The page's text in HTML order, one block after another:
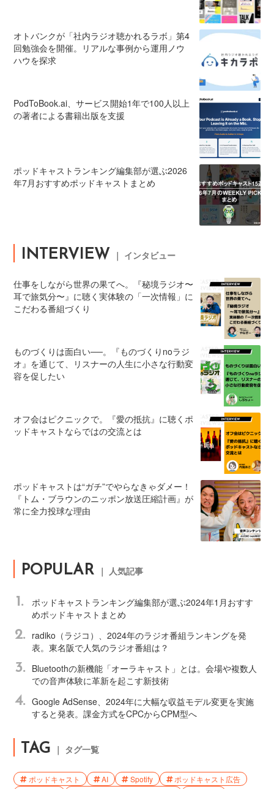
オトバンクが「社内ラジオ聴かれるラボ」第4
回勉強会を開催。リアルな事例から運用ノウ
ハウを探求
PodToBook.ai、サービス開始1年で100人以上
の著者による書籍出版を支援
ポッドキャストランキング編集部が選ぶ2026
年7月おすすめポッドキャストまとめ
INTERVIEW ｜ インタビュー
仕事をしながら世界の果てへ。『秘境ラジオ〜
耳で旅気分〜』に聴く実体験の「一次情報」に
こだわる番組づくり
ものづくりは面白い──。『ものづくりnoラジ
オ』を通じて、リスナーの人生に小さな行動変
容を促したい
オフ会はピクニックで。『愛の抵抗』に聴くポ
ッドキャストならではの交流とは
ポッドキャストは“ガチ”でやらなきゃダメー！
『トム・ブラウンのニッポン放送圧縮計画』が
常に全力投球な理由
POPULAR ｜ 人気記事
1.
ポッドキャストランキング編集部が選ぶ2024年1月おすす
めポッドキャストまとめ
2.
radiko（ラジコ）、2024年のラジオ番組ランキングを発
表。東名阪で人気のラジオ番組は？
3.
Bluetoothの新機能「オーラキャスト」とは。会場や複数人
での音声体験に革新を起こす新技術
4. Google AdSense、2024年に大幅な収益モデル変更を実施
すると発表。課金方式をCPCからCPM型へ
TAG ｜ タグ一覧
ポッドキャスト AI Spotify
ポッドキャスト広告